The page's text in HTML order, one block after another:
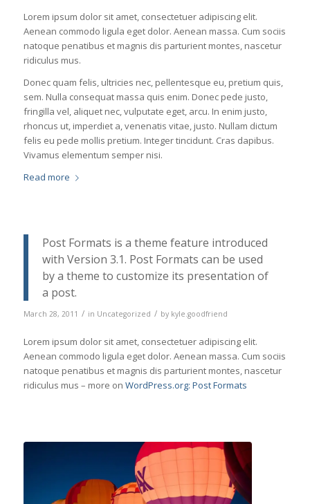
Lorem ipsum dolor sit amet, consectetuer adipiscing elit.
Aenean commodo ligula eget dolor. Aenean massa. Cum sociis
natoque penatibus et magnis dis parturient montes, nascetur
ridiculus mus.
Donec quam felis, ultricies nec, pellentesque eu, pretium quis,
sem. Nulla consequat massa quis enim. Donec pede justo,
fringilla vel, aliquet nec, vulputate eget, arcu. In enim justo,
rhoncus ut, imperdiet a, venenatis vitae, justo. Nullam dictum
felis eu pede mollis pretium. Integer tincidunt. Cras dapibus.
Vivamus elementum semper nisi.
Read more
Post Formats is a theme feature introduced
with Version 3.1. Post Formats can be used
by a theme to customize its presentation of
a post.
March 28, 2011 / in Uncategorized / by kyle.goodfriend
Lorem ipsum dolor sit amet, consectetuer adipiscing elit.
Aenean commodo ligula eget dolor. Aenean massa. Cum sociis
natoque penatibus et magnis dis parturient montes, nascetur
ridiculus mus – more on WordPress.org: Post Formats